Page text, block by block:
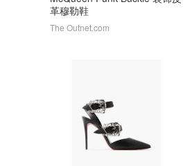
革穆勒鞋
The Outnet.com